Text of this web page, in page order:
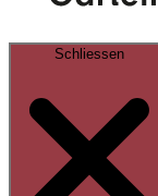
Schliessen